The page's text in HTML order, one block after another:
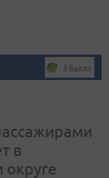
3 балла
в
округе